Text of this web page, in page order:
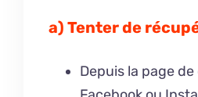
a) Tenter de
Depuis la page